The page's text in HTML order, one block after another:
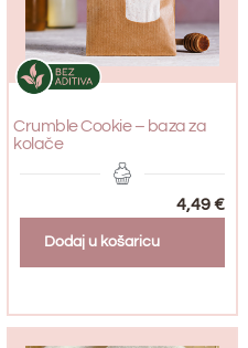
Crumble Cookie – baza za
kolače
4,49€
Dodaj u košaricu